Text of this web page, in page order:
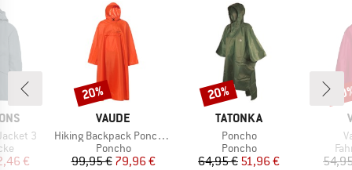
3
Preis
€
MARKE
VAUDE
Artikel
Hiking Backpack Poncho II
Produktgruppe
Poncho
Preis
99,95 €reduzierter Preis
79,96 €
Rabatt
20%
MARKE
TATONKA
Artikel
Poncho
Produktgruppe
Poncho
Preis
64,95 €reduzierter Preis
51,96 €
Rabatt
20%